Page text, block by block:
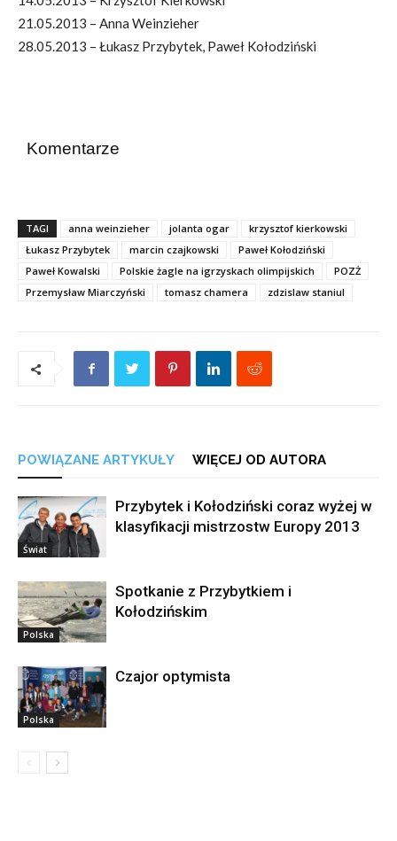
21.05.2013 – Anna Weinzieher
28.05.2013 – Łukasz Przybytek, Paweł Kołodziński
Komentarze
TAGI anna weinzieher jolanta ogar
krzysztof kierkowski
Łukasz Przybytek
marcin czajkowski
Paweł Kołodziński
Paweł Kowalski
Polskie żagle na igrzyskach olimpijskich
POZŻ
Przemysław Miarczyński
tomasz chamera zdzislaw staniul
POWIĄZANE ARTYKUŁY WIĘCEJ OD AUTORA
Świat
Przybytek i Kołodziński coraz wyżej w
klasyfikacji mistrzostw Europy 2013
Polska
Spotkanie z Przybytkiem i
Kołodzińskim
Polska
Czajor optymista